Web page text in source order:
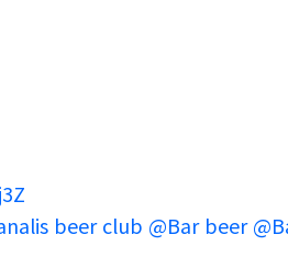
beer club @Bar beer